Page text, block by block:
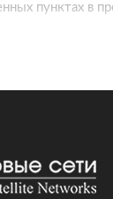
пунктах в
для